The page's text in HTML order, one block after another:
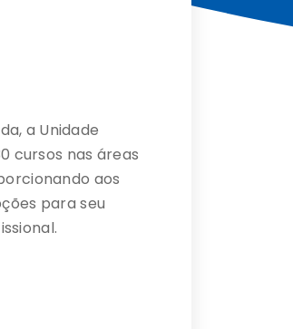
a Unidade
cursos nas áreas
aos
para seu